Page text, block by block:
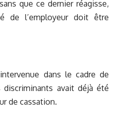
que ce dernier réagisse,
de l’employeur doit être
dans le cadre de
discriminants avait déjà été
de cassation.